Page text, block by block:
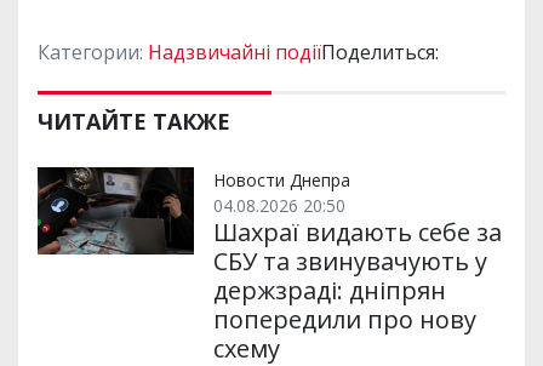
Категории: Надзвичайні подіїПоделиться:
ЧИТАЙТЕ ТАКЖЕ
Новости Днепра
04.08.2026 20:50
Шахраї видають себе за
СБУ та звинувачують у
держзраді: дніпрян
попередили про нову
схему